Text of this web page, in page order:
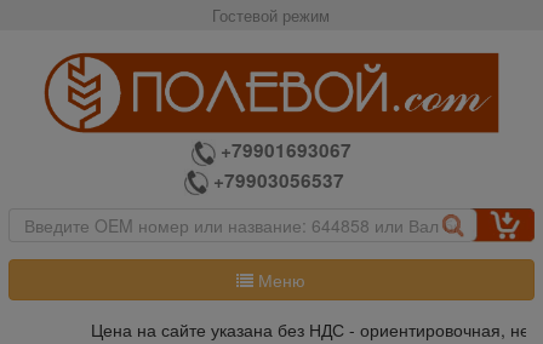
Гостевой режим
+79901693067
+79903056537
Меню
Цена на сайте указана без НДС - ориентировочная, не